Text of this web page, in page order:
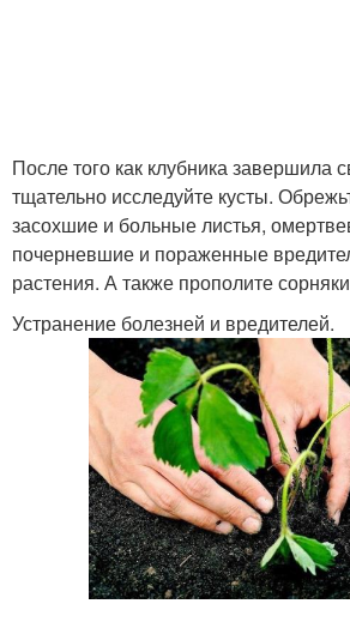
После того как клубника завершила
тщательно исследуйте кусты.
засохшие и больные листья,
почерневшие и пораженные
растения. А также прополите
Устранение болезней и вредителей.